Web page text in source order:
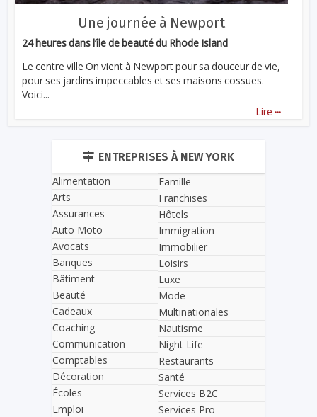
Une journée à Newport
24 heures dans l’île de beauté du Rhode Island
Le centre ville On vient à Newport pour sa douceur de vie,
pour ses jardins impeccables et ses maisons cossues.
Voici...
Lire ...
ENTREPRISES À NEW YORK
Alimentation
Arts
Assurances
Auto Moto
Avocats
Banques
Bâtiment
Beauté
Cadeaux
Coaching
Communication
Comptables
Décoration
Écoles
Emploi
Famille
Franchises
Hôtels
Immigration
Immobilier
Loisirs
Luxe
Mode
Multinationales
Nautisme
Night Life
Restaurants
Santé
Services B2C
Services Pro